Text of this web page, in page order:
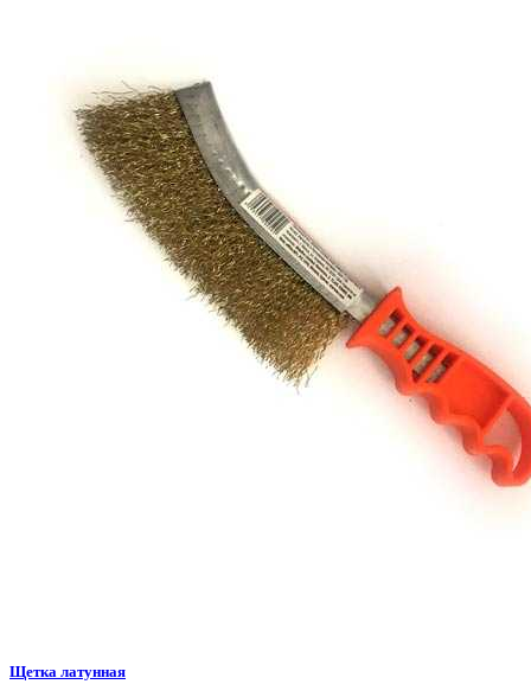
Щетка латунная